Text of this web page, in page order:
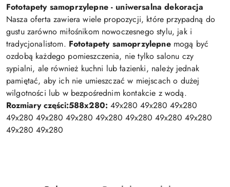
Fototapety samoprzylepne - uniwersalna dekoracja
Nasza oferta zawiera wiele propozycji, które przypadną do
gustu zarówno miłośnikom nowoczesnego stylu, jak i
tradycjonalistom. Fototapety samoprzylepnemogą być
ozdobą każdego pomieszczenia, nie tylko salonu czy
sypialni, ale również kuchni lub łazienki, należy jednak
pamiętać, aby ich nie umieszczać w miejscach o dużej
wilgotności lub w bezpośrednim kontakcie z wodą.
Rozmiary części:588x280: 49x280 49x280 49x280
49x280 49x280 49x280 49x280 49x280 49x280 49x280
49x280 49x280